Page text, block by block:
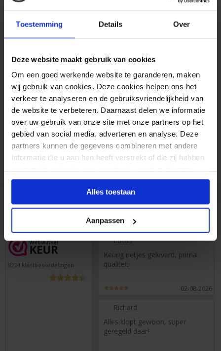
Toestemming Details Over
Deze website maakt gebruik van cookies
Om een goed werkende website te garanderen, maken
wij gebruik van cookies. Deze cookies helpen ons het
verkeer te analyseren en de gebruiksvriendelijkheid van
de website te verbeteren. Daarnaast delen we informatie
over uw gebruik van onze site met onze partners op het
gebied van social media, adverteren en analyse. Deze
partners kunnen de gegevens combineren met andere
informatie die u aan hen heeft verstrekt of die zij hebben
Alles toestaan
Aanpassen
Vrijdag
Spoed:
Vrijdag07 augustus 15:00
Formaat aanpasbaar
Gratis verzending*
Al 35 jaar ervaring!
Duizenden klanten raden jou aan bij ons te
bestellen (lees de onafhankelijke reviews)
8224 klantbeoordelingen
Lucas
Keurig netjes geleverd, prima
qualiteit
02-08-2026
Richard
Alles klopt gewoon, super
geregeld daar!